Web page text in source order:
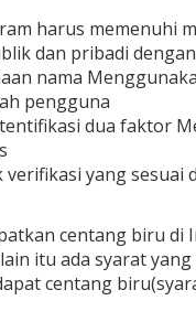
harus memenuhi
dan pribadi
nama
pengguna
dua faktor
yang sesuai
centang biru di
itu ada syarat
centang